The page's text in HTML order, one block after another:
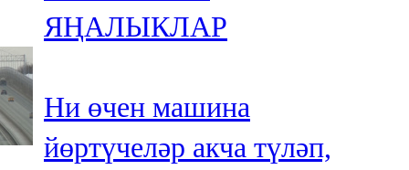
ЯҢАЛЫКЛАР
Ни өчен машина
йөртүчеләр акча түләп,